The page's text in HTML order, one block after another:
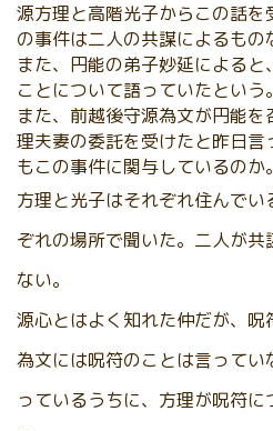
源方理と高階光子からこの話
の事件は二人の共謀によるもの
また、円能の弟子妙延による
ことについて語っていたという。
また、前越後守源為文が円能
理夫妻の委託を受けたと昨日
もこの事件に関与しているのか。
方理と光子はそれぞれ住んで
ぞれの場所で聞いた。二人が
ない。
源心とはよく知れた仲だが、呪
為文には呪符のことは言って
っているうちに、方理が呪符